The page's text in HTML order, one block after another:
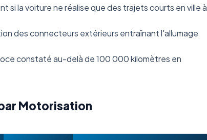
si la voiture ne réalise que des trajets courts en ville à
des connecteurs extérieurs entraînant l'allumage
constaté au-delà de 100 000 kilomètres en
Motorisation